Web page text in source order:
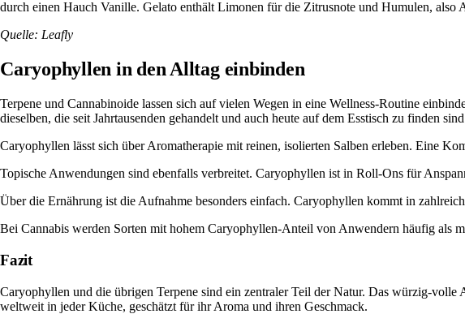
durch einen Hauch Vanille. Gelato enthältLimonen für die Zitrusnote und Humulen, also
Quelle: Leafly
Caryophyllen in den Alltag einbinden
Terpene und Cannabinoide lassen sich auf vielen Wegen in eine Wellness-Routine
dieselben, die seit Jahrtausenden gehandelt und auch heute auf dem Esstisch zu finden
Caryophyllen lässt sich über Aromatherapie mit reinen, isolierten Salben erleben. Eine
Topische Anwendungen sind ebenfalls verbreitet. Caryophyllen ist in Roll-Ons für
Über die Ernährung ist die Aufnahme besonders einfach. Caryophyllen kommt in
Bei Cannabis werden Sorten mit hohem Caryophyllen-Anteil von Anwendern häufig als
Fazit
Caryophyllen und die übrigen Terpene sind ein zentraler Teil der Natur. Das würzig-
weltweit in jeder Küche, geschätzt für ihr Aroma und ihren Geschmack.